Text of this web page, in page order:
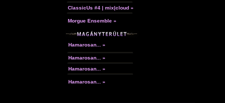
ClassicUs #4 | mix|cloud »
Morgue Ensemble »
Hamarosan... »
Hamarosan... »
Hamarosan... »
Hamarosan... »